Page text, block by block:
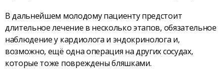
В дальнейшем молодому пациенту предстоит
длительное лечение в несколько этапов, обязательное
наблюдение у кардиолога и эндокринолога и,
возможно, ещё одна операция на других сосудах,
которые тоже повреждены бляшками.